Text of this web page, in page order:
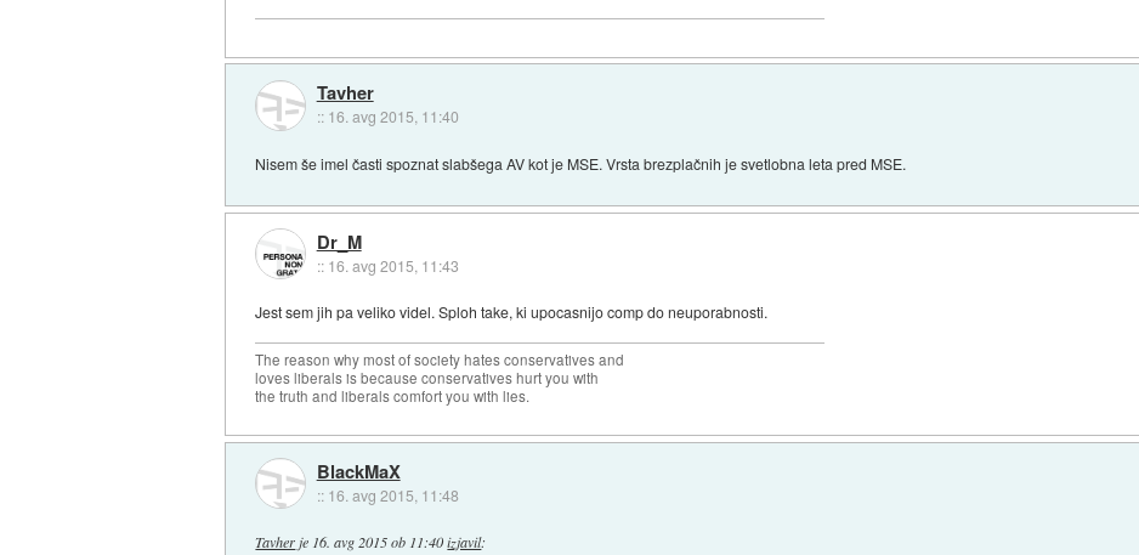
Tavher
:: 16. avg 2015, 11:40
Nisem še imel časti spoznat slabšega AV kot je MSE. Vrsta brezplačnih je svetlobna leta pred MSE.
Dr_M
:: 16. avg 2015, 11:43
Jest sem jih pa veliko videl. Sploh take, ki upocasnijo comp do neuporabnosti.
The reason why most of society hates conservatives and
loves liberals is because conservatives hurt you with
the truth and liberals comfort you with lies.
BlackMaX
:: 16. avg 2015, 11:48
Tavher je 16. avg 2015 ob 11:40 izjavil: